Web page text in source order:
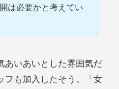
は必要かと考えてい
あいあいとした雰囲気だ
フも加入したそう。「女